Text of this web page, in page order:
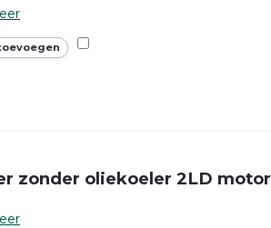
zonder oliekoeler 2LD motor